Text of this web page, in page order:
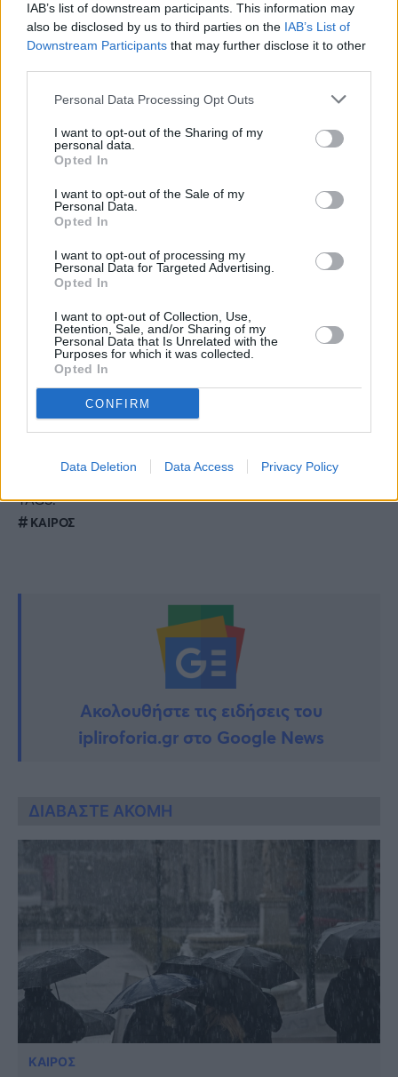
IAB’s list of downstream participants. This information may
also be disclosed by us to third parties on the IAB’s List of
Downstream Participants that may further disclose it to other
Personal Data Processing Opt Outs
I want to opt-out of the Sharing of my
personal data.
Opted In
I want to opt-out of the Sale of my
Personal Data.
Opted In
I want to opt-out of processing my
Personal Data for Targeted Advertising.
Opted In
I want to opt-out of Collection, Use,
Retention, Sale, and/or Sharing of my
Personal Data that Is Unrelated with the
Purposes for which it was collected.
Opted In
CONFIRM
Data Deletion Data Access Privacy Policy
ΠερισσότερεςΕιδήσεις σήμερα
Κατερίνα Καινούργιου για τον γάμο της με τον
Παναγιώτη Κουτσουμπή: «Η επιθυμία μας
είναι να…»
«Πάγωσε» ο Πορτοσάλτε με την απόφαση
του ΣΚΑΪ: «Αυτό αποφάσισε η διοίκηση, τα
αντάρτικα δεν έχουν καμία σημασία»
Ανατροπή με τον καιρό: Έρχεται απότομη
μεταβολή και πτώση της θερμοκρασίας
TAGS:
ΚΑΙΡΟΣ
Ακολουθήστε τις ειδήσεις του
ipliroforia.gr στο Google News
ΔΙΑΒΑΣΤΕ ΑΚΟΜΗ
ΚΑΙΡΟΣ